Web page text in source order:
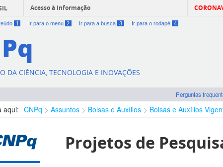
Acesso à informação
1 Ir para o menu 2 Ir para a busca 3 Ir para o rodapé 4
DA CIÊNCIA, TECNOLOGIA E INOVAÇÕES
Perguntas
aqui: CNPq Assuntos Bolsas e Auxílios Bolsas e Auxílios
Projetos de